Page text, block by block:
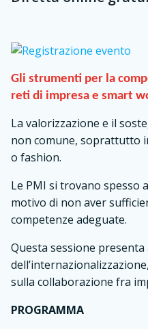
Gli strumenti per la
reti di impresa e smart
La valorizzazione e il
non comune, soprattutto
o fashion.
Le PMI si trovano spesso
motivo di non aver
competenze adeguate.
Questa sessione
sulla collaborazione fra
PROGRAMMA